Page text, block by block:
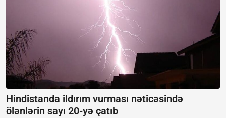
Hindistanda ildırım vurması nəticəsində
ölənlərin sayı 20-yə çatıb